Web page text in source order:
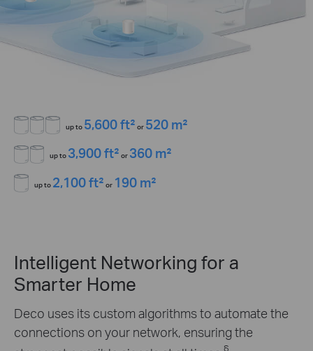
up to 5,600 ft² or 520 m²
up to 3,900 ft² or 360 m²
up to 2,100 ft² or 190 m²
Intelligent Networking for a
Smarter Home
Deco uses its custom algorithms to automate the
connections on your network, ensuring the